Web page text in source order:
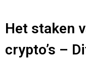
Het staken
crypto’s –